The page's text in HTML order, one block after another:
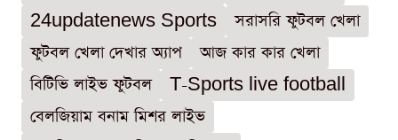
24updatenews Sports
সরাসরি ফুটবল খেলা
ফুটবল খেলা দেখার অ্যাপ
আজ কার কার খেলা
বিটিভি লাইভ ফুটবল
T-Sports live football
বেলজিয়াম বনাম মিশর লাইভ